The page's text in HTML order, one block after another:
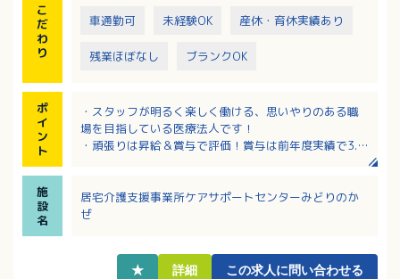
こ
だ
わ
り
車通勤可 未経験OK 産休・育休実績あり
残業ほぼなし ブランクOK
ポ
イ
ン
ト
・スタッフが明るく楽しく働ける、思いやりのある職
場を目指している医療法人です！
・頑張りは昇給＆賞与で評価！賞与は前年度実績で3.0
ベートとの両立バッチリ！
・増員募集！「資格を取得したばかりでこれから実務
施
設
名
居宅介護支援事業所ケアサポートセンターみどりのか
ぜ
★ 詳細 この求人に問い合わせる